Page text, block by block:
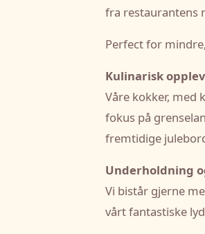
fra restaurantens
Perfect for
Kulinarisk
Våre kokker, med
fokus på
fremtidige
Underholdning
Vi bistår gjerne
vårt fantastiske